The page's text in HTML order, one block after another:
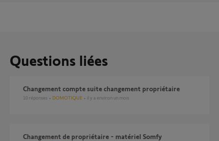
Questions liées
Changement compte suite changement propriétaire
10 réponses DOMOTIQUE il y a environ un mois
Changement de propriétaire - matériel Somfy